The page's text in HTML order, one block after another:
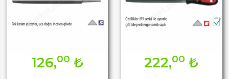
126,00 ₺ 222,00 ₺